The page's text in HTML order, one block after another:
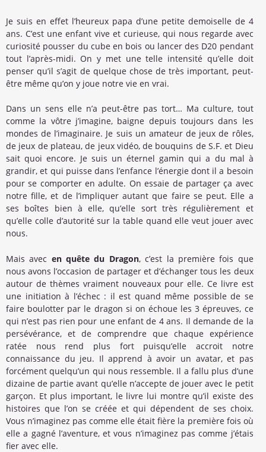
Je suis en effet l’heureux papa d’une petite demoiselle de 4
ans. C’est une enfant vive et curieuse, qui nous regarde avec
curiosité pousser du cube en bois ou lancer des D20 pendant
tout l’après-midi. On y met une telle intensité qu’elle doit
penser qu’il s’agit de quelque chose de très important, peut-
être même qu’on y joue notre vie en vrai.
Dans un sens elle n’a peut-être pas tort… Ma culture, tout
comme la vôtre j’imagine, baigne depuis toujours dans les
mondes de l’imaginaire. Je suis un amateur de jeux de rôles,
de jeux de plateau, de jeux vidéo, de bouquins de S.F. et Dieu
sait quoi encore. Je suis un éternel gamin qui a du mal à
grandir, et qui puisse dans l’enfance l’énergie dont il a besoin
pour se comporter en adulte. On essaie de partager ça avec
notre fille, et de l’impliquer autant que faire se peut. Elle a
ses boîtes bien à elle, qu’elle sort très régulièrement et
qu’elle colle d’autorité sur la table quand elle veut jouer avec
nous.
Mais avec en quête du Dragon, c’est la première fois que
nous avons l’occasion de partager et d’échanger tous les deux
autour de thèmes vraiment nouveaux pour elle. Ce livre est
une initiation à l’échec : il est quand même possible de se
faire boulotter par le dragon si on échoue les 3 épreuves, ce
qui n’est pas rien pour une enfant de 4 ans. Il demande de la
persévérance, et de comprendre que chaque expérience
ratée nous rend plus fort puisqu’elle accroit notre
connaissance du jeu. Il apprend à avoir un avatar, et pas
forcément quelqu’un qui nous ressemble. Il a fallu plus d’une
dizaine de partie avant qu’elle n’accepte de jouer avec le petit
garçon. Et plus important, le livre lui montre qu’il existe des
histoires que l’on se créée et qui dépendent de ses choix.
Vous n’imaginez pas comme elle était fière la première fois où
elle a gagné l’aventure, et vous n’imaginez pas comme j’étais
fier avec elle.